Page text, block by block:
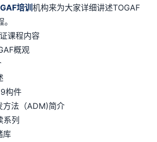
培训机构来为大家详细讲述TOGAF
课程内容
概观
构件
法（ADM)简介
列